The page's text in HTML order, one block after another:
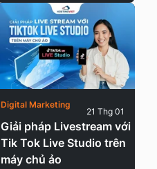
Giải pháp Livestream với
Tik Tok Live Studio trên
máy chủ ảo
Digital Marketing
21 Thg 01